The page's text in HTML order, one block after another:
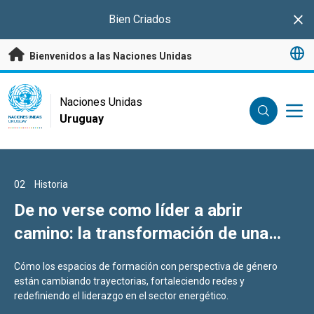
Bien Criados
Bienvenidos a las Naciones Unidas
UN Logo
NACIONES UNIDAS
URUGUAY
Naciones Unidas
Uruguay
01 Historia
Histórico diálogo regional reunió en
Montevideo a las cinco candidaturas
Secretaría General de la ONU
Los candidatos presentaron sus visiones sobre el futuro de la
Organización y del multilateralismo.
02 Historia
De no verse como líder a abrir
camino: la transformación de una
Cómo los espacios de formación con perspectiva de género
están cambiando trayectorias, fortaleciendo redes y
redefiniendo el liderazgo en el sector energético.
03 Historia
Servir como soldado sin perder la
humanidad: la historia del casco azul
El militar uruguayo recibió la más alta condecoración por su
"valor excepcional" en su misión de paz en el Congo